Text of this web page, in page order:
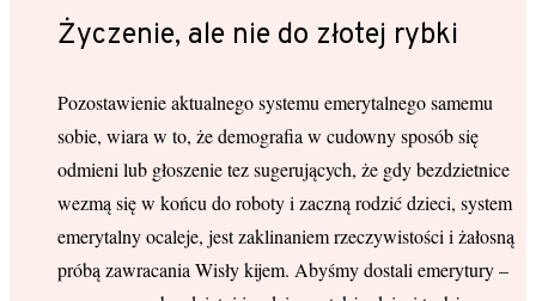
Życzenie, ale nie do złotej rybki
Pozostawienie aktualnego systemu emerytalnego samemu
sobie, wiara w to, że demografia w cudowny sposób się
odmieni lub głoszenie tez sugerujących, że gdy bezdzietnice
wezmą się w końcu do roboty i zaczną rodzić dzieci, system
emerytalny ocaleje, jest zaklinaniem rzeczywistości i żałosną
próbą zawracania Wisły kijem. Abyśmy dostali emerytury –